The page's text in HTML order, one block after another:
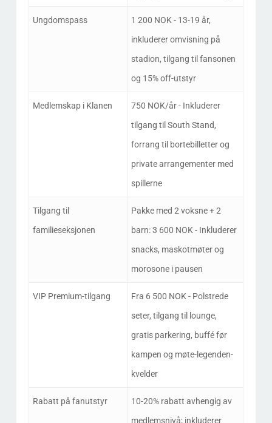
Ungdomspass
1 200 NOK - 13-19 år,
inkluderer omvisning på
stadion, tilgang til fansonen
og 15% off-utstyr
Medlemskap i Klanen
750 NOK/år - Inkluderer
tilgang til South Stand,
forrang til bortebilletter og
private arrangementer med
spillerne
Tilgang til
familieseksjonen
Pakke med 2 voksne + 2
barn: 3 600 NOK - Inkluderer
snacks, maskotmøter og
morosone i pausen
VIP Premium-tilgang
Fra 6 500 NOK - Polstrede
seter, tilgang til lounge,
gratis parkering, buffé før
kampen og møte-legenden-
kvelder
Rabatt på fanutstyr
10-20% rabatt avhengig av
medlemsnivå; inkluderer